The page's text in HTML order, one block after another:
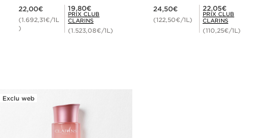
22,00€
(1.692,31€/1L
)
Prix Club Clarins 19,80€
19,80€
PRIX CLUB
CLARINS
(1.523,08€/1L)
24,50€
(122,50€/1L)
Prix Club Clarins 22,05€
22,05€
PRIX CLUB
CLARINS
(110,25€/1L)
Exclu web